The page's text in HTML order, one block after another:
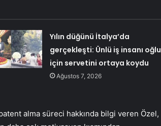
Yılın düğünü İtalya’da
gerçekleşti: Ünlü iş insanı oğlu
için servetini ortaya koydu
Ağustos 7, 2026
alma süreci hakkında bilgi veren Özel,